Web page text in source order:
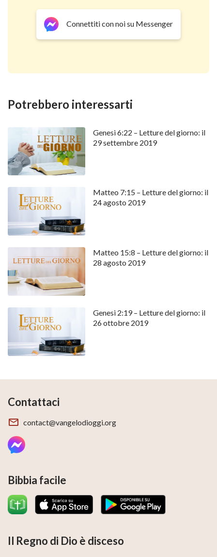
Connettiti con noi su Messenger
Potrebbero interessarti
Genesi 6:22 – Letture del giorno: il
29 settembre 2019
Matteo 7:15 – Letture del giorno: il
24 agosto 2019
Matteo 15:8 – Letture del giorno: il
28 agosto 2019
Genesi 2:19 – Letture del giorno: il
26 ottobre 2019
Contattaci
contact@vangelodioggi.org
Bibbia facile
Il Regno di Dio è disceso